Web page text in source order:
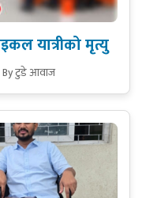
यात्रीको मृत्यु
By टुडे आवाज